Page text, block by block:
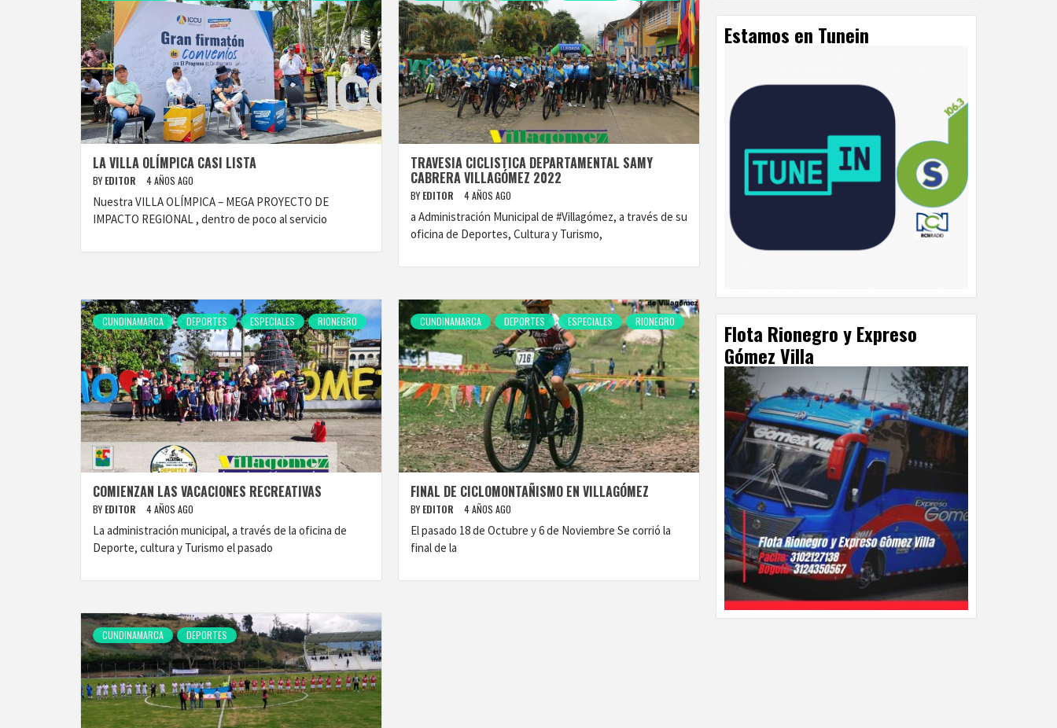
LA VILLA OLÍMPICA CASI LISTA
BY EDITOR 4 AÑOS AGO
Nuestra VILLA OLÍMPICA – MEGA PROYECTO DE
IMPACTO REGIONAL , dentro de poco al servicio
TRAVESIA CICLISTICA DEPARTAMENTAL SAMY
CABRERA VILLAGÓMEZ 2022
BY EDITOR 4 AÑOS AGO
a Administración Municipal de #Villagómez, a través de su
oficina de Deportes, Cultura y Turismo,
CUNDINAMARCA DEPORTES ESPECIALES RIONEGRO
COMIENZAN LAS VACACIONES RECREATIVAS
BY EDITOR 4 AÑOS AGO
La administración municipal, a través de la oficina de
Deporte, cultura y Turismo el pasado
CUNDINAMARCA DEPORTES ESPECIALES RIONEGRO
FINAL DE CICLOMONTAÑISMO EN VILLAGÓMEZ
BY EDITOR 4 AÑOS AGO
El pasado 18 de Octubre y 6 de Noviembre Se corrió la
final de la
CUNDINAMARCA DEPORTES
Estamos en Tunein
Flota Rionegro y Expreso
Gómez Villa